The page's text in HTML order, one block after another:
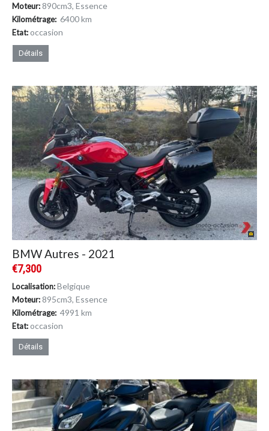
Moteur:890cm3, Essence
Kilométrage: 6400 km
Etat:occasion
Détails
BMW Autres - 2021
€7,300
Localisation:Belgique
Moteur:895cm3, Essence
Kilométrage: 4991 km
Etat:occasion
Détails